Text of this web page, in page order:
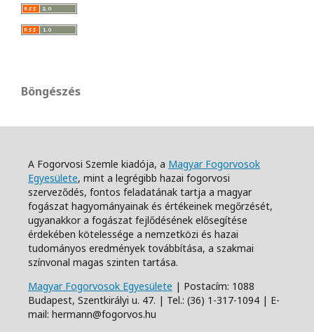
Böngészés
A Fogorvosi Szemle kiadója, a Magyar Fogorvosok
Egyesülete, mint a legrégibb hazai fogorvosi
szerveződés, fontos feladatának tartja a magyar
fogászat hagyományainak és értékeinek megőrzését,
ugyanakkor a fogászat fejlődésének elősegítése
érdekében kötelessége a nemzetközi és hazai
tudományos eredmények továbbítása, a szakmai
színvonal magas szinten tartása.
Magyar Fogorvosok Egyesülete | Postacím: 1088
Budapest, Szentkirályi u. 47. | Tel.: (36) 1-317-1094 | E-
mail: hermann@fogorvos.hu